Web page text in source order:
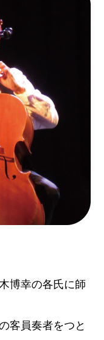
博幸の各氏に師
客員奏者をつと